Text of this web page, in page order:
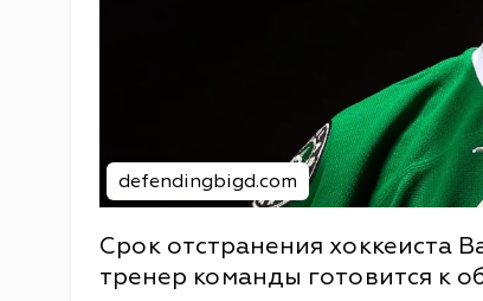
defendingbigd.com
Срок отстранения хоккеиста
тренер команды готовится к